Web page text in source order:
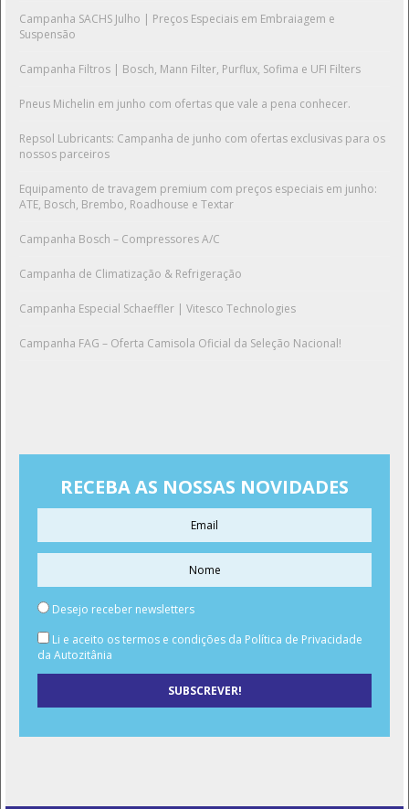
Campanha SACHS Julho | Preços Especiais em Embraiagem e
Suspensão
Campanha Filtros | Bosch, Mann Filter, Purflux, Sofima e UFI Filters
Pneus Michelin em junho com ofertas que vale a pena conhecer.
Repsol Lubricants: Campanha de junho com ofertas exclusivas para os
nossos parceiros
Equipamento de travagem premium com preços especiais em junho:
ATE, Bosch, Brembo, Roadhouse e Textar
Campanha Bosch – Compressores A/C
Campanha de Climatização & Refrigeração
Campanha Especial Schaeffler | Vitesco Technologies
Campanha FAG – Oferta Camisola Oficial da Seleção Nacional!
RECEBA AS NOSSAS NOVIDADES
Desejo receber newsletters
Li e aceito os termos e condições da Política de Privacidade
da Autozitânia